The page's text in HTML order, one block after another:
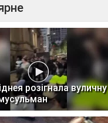
розігнала вуличну